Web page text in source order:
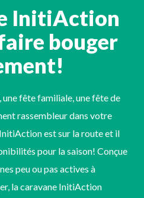
InitiAction
bouger
fête familiale, une fête de
rassembleur dans votre
est sur la route et il
pour la saison! Conçue
peu ou pas actives à
la caravane InitiAction